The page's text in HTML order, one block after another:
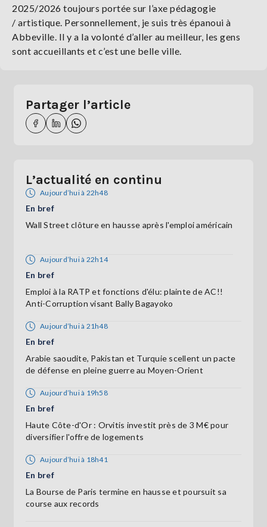
2025/2026 toujours portée sur l’axe pédagogie
/ artistique. Personnellement, je suis très épanoui à
Abbeville. Il y a la volonté d’aller au meilleur, les gens
sont accueillants et c’est une belle ville.
Partager l’article
L’actualité en continu
Aujourd’hui à 22h48
En bref
Wall Street clôture en hausse après l'emploi américain
Aujourd’hui à 22h14
En bref
Emploi à la RATP et fonctions d'élu: plainte de AC!!
Anti-Corruption visant Bally Bagayoko
Aujourd’hui à 21h48
En bref
Arabie saoudite, Pakistan et Turquie scellent un pacte
de défense en pleine guerre au Moyen-Orient
Aujourd’hui à 19h58
En bref
Haute Côte-d'Or : Orvitis investit près de 3 M€ pour
diversifier l'offre de logements
Aujourd’hui à 18h41
En bref
La Bourse de Paris termine en hausse et poursuit sa
course aux records